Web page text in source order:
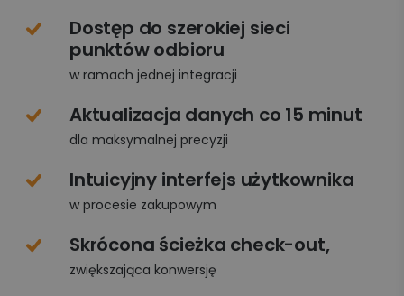
Dostęp do szerokiej sieci
punktów odbioru
w ramach jednej integracji
Aktualizacja danych co 15 minut
dla maksymalnej precyzji
Intuicyjny interfejs użytkownika
w procesie zakupowym
Skrócona ścieżka check-out,
zwiększająca konwersję